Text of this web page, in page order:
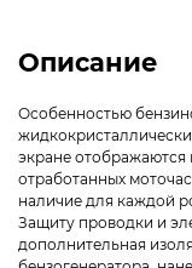
Описание
Особенностью
экране отображаются
отработанных
наличие для каждой
Защиту проводки и
дополнительная